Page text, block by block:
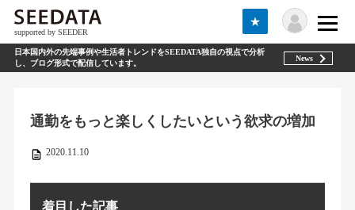
supported by SEEDER
★
日本国内外の先端事例や生活者トレンドをSEEDATA独自の視点で分析
し、ブログ形式で配信しています。
News
通勤をもっと楽しくしたいという欲求の増加
2020.11.10
着目した記事